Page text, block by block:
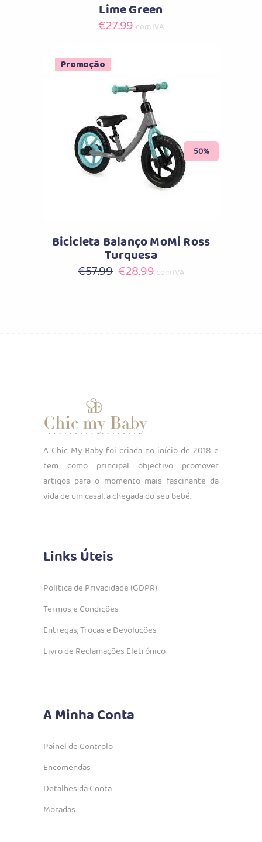
Lime Green
€27.99 com IVA
Promoção
50%
Comprar
Bicicleta Balanço MoMi Ross
Turquesa
€57.99 O
€28.99Ocom IVA
A Chic My Baby foi criada no início de 2018 e
tem como principal objectivo promover
artigos para o momento mais fascinante da
vida de um casal, a chegada do seu bebé.
Links Úteis
Política de Privacidade (GDPR)
Termos e Condições
Entregas, Trocas e Devoluções
Livro de Reclamações Eletrónico
A Minha Conta
Painel de Controlo
Encomendas
Detalhes da Conta
Moradas